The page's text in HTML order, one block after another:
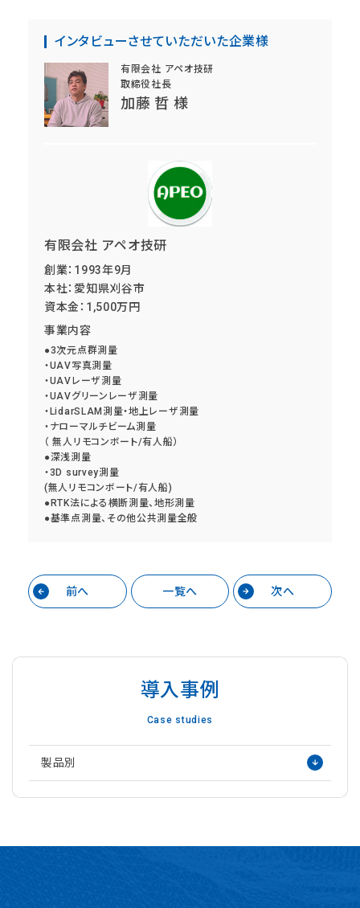
インタビューさせていただいた企業様
有限会社 アペオ技研
取締役社長
加藤 哲 様
有限会社 アペオ技研
創業： 1993年9月
本社： 愛知県刈谷市
資本金： 1,500万円
事業内容
●3次元点群測量
・UAV写真測量
・UAVレーザ測量
・UAVグリーンレーザ測量
・LidarSLAM測量・地上レーザ測量
・ナローマルチビーム測量
（ 無人リモコンボート/有人船）
●深浅測量
・3D survey測量
(無人リモコンボート/有人船)
●RTK法による横断測量、地形測量
●基準点測量、その他公共測量全般
前へ 一覧へ 次へ
導入事例
Case studies
製品別